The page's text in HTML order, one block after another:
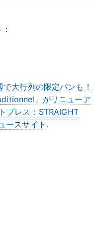
で大行列の限定パンも！
」がリニューア
プレス：STRAIGHT
ースサイト .